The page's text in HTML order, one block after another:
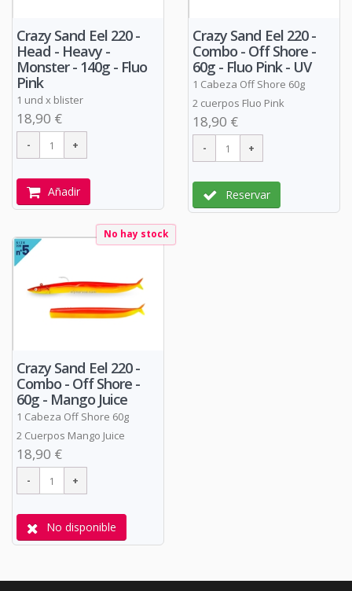
Crazy Sand Eel 220 -
Head - Heavy -
Monster - 140g - Fluo
Pink
1 und x blister
18,90 €
Añadir
Crazy Sand Eel 220 -
Combo - Off Shore -
60g - Fluo Pink - UV
1 Cabeza Off Shore 60g
2 cuerpos Fluo Pink
18,90 €
Reservar
No hay stock
Crazy Sand Eel 220 -
Combo - Off Shore -
60g - Mango Juice
1 Cabeza Off Shore 60g
2 Cuerpos Mango Juice
18,90 €
No disponible